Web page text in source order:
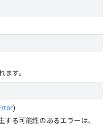
ます。
)
る可能性のあるエラーは、